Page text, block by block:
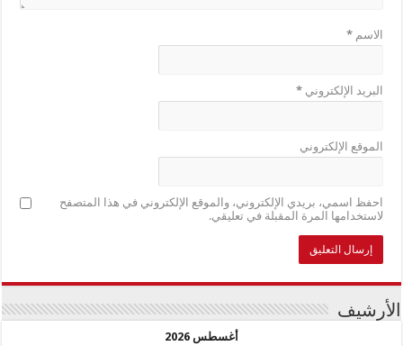
الاسم*
البريد الإلكتروني*
الموقع الإلكتروني
احفظ اسمي، بريدي الإلكتروني، والموقع الإلكتروني في هذا المتصفح
لاستخدامها المرة المقبلة في تعليقي.
الأرشيف
أغسطس 2026